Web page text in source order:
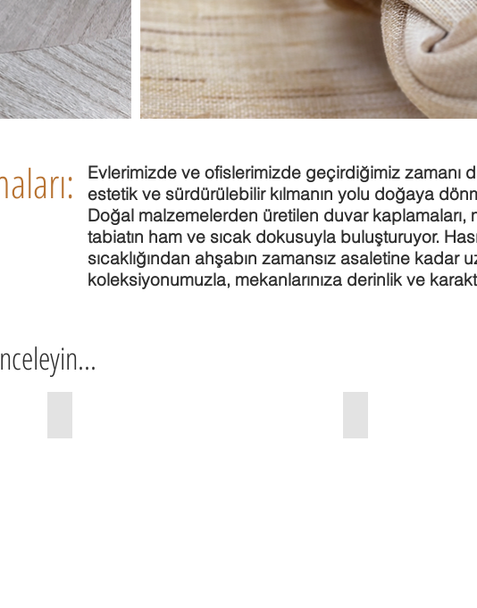
Evlerimizde ve ofislerimizde geçirdiğimiz zamanı
estetik ve sürdürülebilir kılmanın yolu doğaya
Doğal malzemelerden üretilen duvar kaplamaları,
tabiatın ham ve sıcak dokusuyla buluşturuyor.
sıcaklığından ahşabın zamansız asaletine kadar
koleksiyonumuzla, mekanlarınıza derinlik ve